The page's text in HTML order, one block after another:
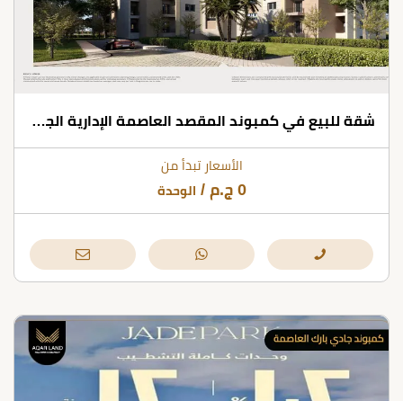
شقة للبيع في كمبوند المقصد العاصمة الإدارية الجديدة بمساحة 160 متر مربع
الأسعار تبدأ من
0 ج.م / الوحدة